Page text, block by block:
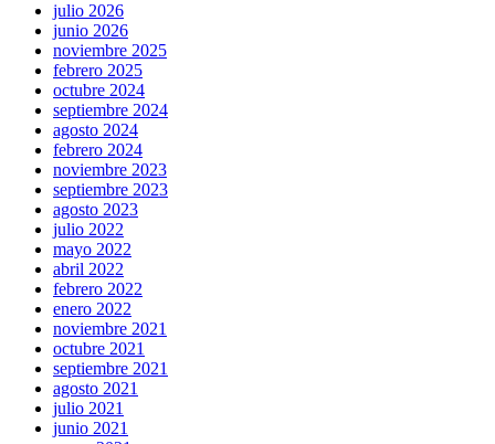
julio 2026
junio 2026
noviembre 2025
febrero 2025
octubre 2024
septiembre 2024
agosto 2024
febrero 2024
noviembre 2023
septiembre 2023
agosto 2023
julio 2022
mayo 2022
abril 2022
febrero 2022
enero 2022
noviembre 2021
octubre 2021
septiembre 2021
agosto 2021
julio 2021
junio 2021